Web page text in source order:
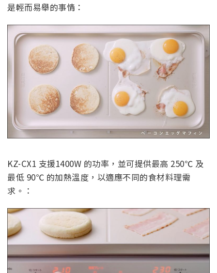
是輕而易舉的事情：
KZ-CX1 支援1400W 的功率，並可提供最高 250℃ 及
最低 90℃ 的加熱溫度，以適應不同的食材料理需
求。：